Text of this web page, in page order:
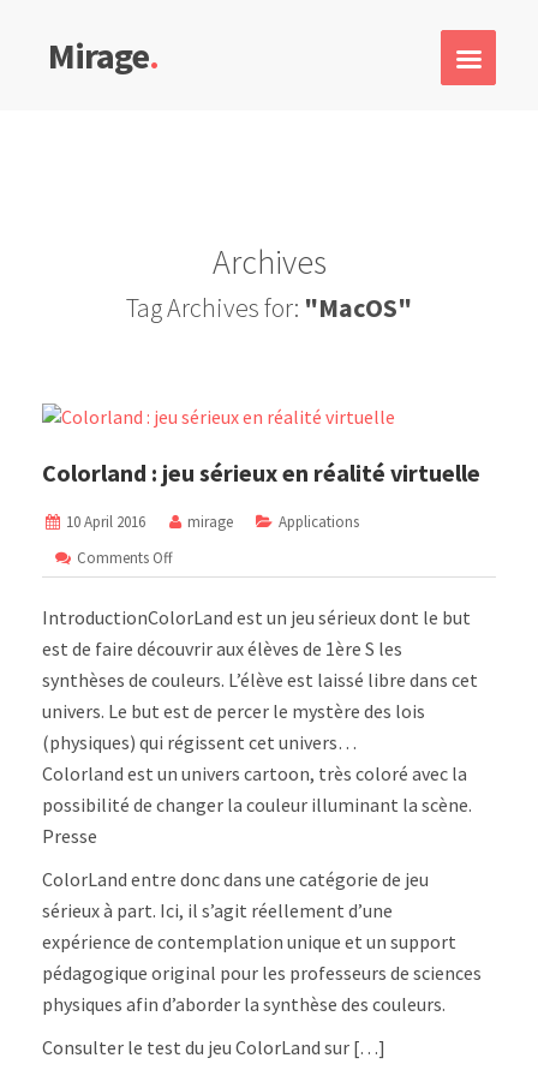
Mirage.
Archives
Tag Archives for: "MacOS"
Colorland : jeu sérieux en réalité virtuelle
10 April 2016 mirage
Applications
Comments Offon
Colorland
jeu
sérieux
réalité
virtuelle
IntroductionColorLand est un jeu sérieux dont le but
est de faire découvrir aux élèves de 1ère S les
synthèses de couleurs. L’élève est laissé libre dans cet
univers. Le but est de percer le mystère des lois
(physiques) qui régissent cet univers…
Colorland est un univers cartoon, très coloré avec la
possibilité de changer la couleur illuminant la scène.
Presse
ColorLand entre donc dans une catégorie de jeu
sérieux à part. Ici, il s’agit réellement d’une
expérience de contemplation unique et un support
pédagogique original pour les professeurs de sciences
physiques afin d’aborder la synthèse des couleurs.
Consulter le test du jeu ColorLand sur […]